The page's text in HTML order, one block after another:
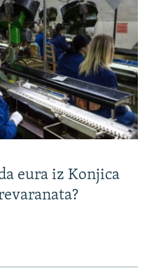
eura iz Konjica